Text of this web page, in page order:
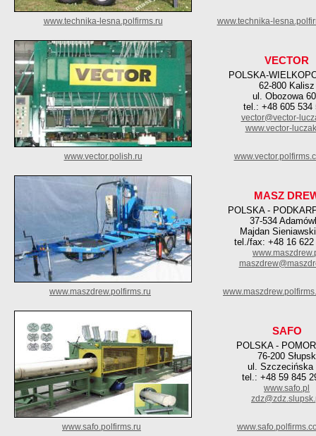
www.technika-lesna.polfirms.ru www.technika-
VECTOR
POLSKA-
62-800 Kalisz
ul. Obozowa
tel.: +48 605 534
vector@vector-
www.vector-
www.vector.polish.ru
MASZ
POLSKA -
37-534
Majdan
tel./fax: +48 16 622
www.maszdrew.polfirms.ru
SAFO
POLSKA -
76-200 Słupsk
ul. Szczecińska
tel.: +48 59 845
www.safo.pl
www.safo.polfirms.ru